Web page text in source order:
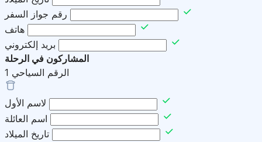
رقم جواز السفر
هاتف
بريد إلكتروني
المشاركون في الرحلة
الرقم السياحي 1
لاسم الأول
اسم العائلة
تاريخ الميلاد